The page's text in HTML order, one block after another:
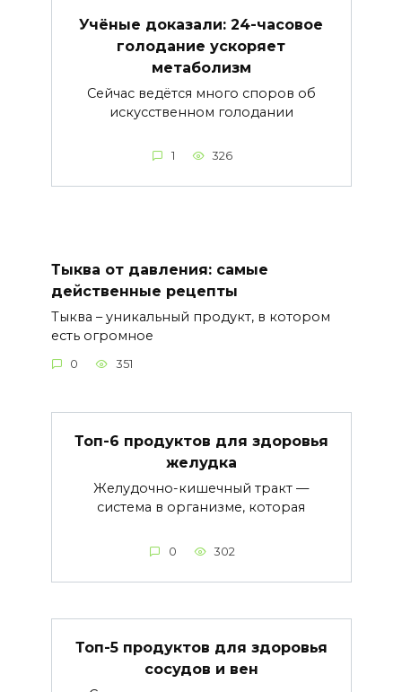
Учёные доказали: 24-часовое
голодание ускоряет
метаболизм
Сейчас ведётся много споров об
искусственном голодании
1 326
Тыква от давления: самые
действенные рецепты
Тыква – уникальный продукт, в котором
есть огромное
0 351
Топ-6 продуктов для здоровья
желудка
Желудочно-кишечный тракт —
система в организме, которая
0 302
Топ-5 продуктов для здоровья
сосудов и вен